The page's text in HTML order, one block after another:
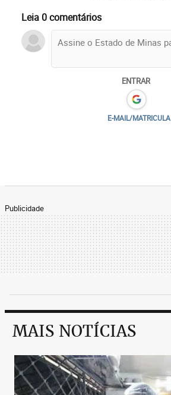
Leia 0 comentários
ENTRAR
E-MAIL/MATRICULA
Publicidade
MAIS NOTÍCIAS